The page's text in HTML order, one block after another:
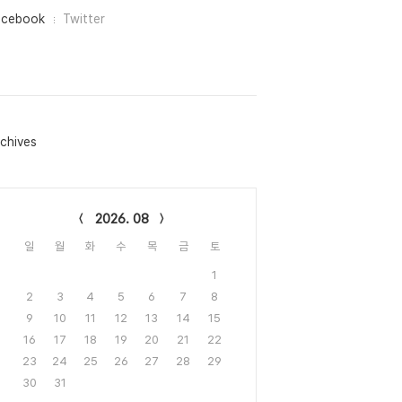
Twitter
2026. 08
일 월 화 수 목 금 토
1
2
3 4 5 6 7
8
9
10 11 12 13 14
15
16
17 18 19 20 21
22
23
24 25 26 27 28
29
30
31